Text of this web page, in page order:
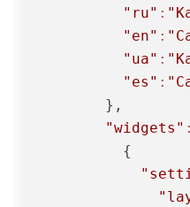
"ru" :
"en" :
"ua" :
"es" :
        },
"widgets" :
          {